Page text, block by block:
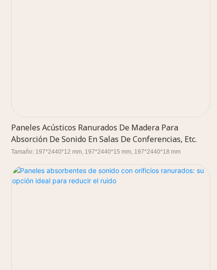
Paneles Acústicos Ranurados De Madera Para
Absorción De Sonido En Salas De Conferencias, Etc.
Tamaño: 197*2440*12 mm, 197*2440*15 mm, 197*2440*18 mm